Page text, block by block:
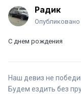
Радик
Опубликовано
С днем рождения
Наш девиз не
Будем ездить без